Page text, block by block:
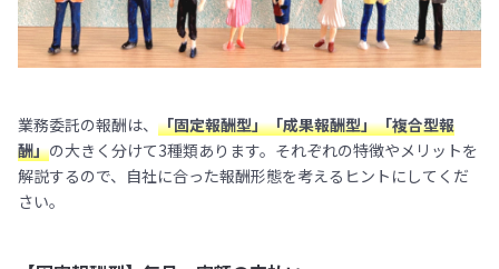
業務委託の報酬は、 「固定報酬型」「成果報酬型」「複合型報
酬」の大きく分けて3種類あります。それぞれの特徴やメリットを
解説するので、自社に合った報酬形態を考えるヒントにしてくだ
さい。